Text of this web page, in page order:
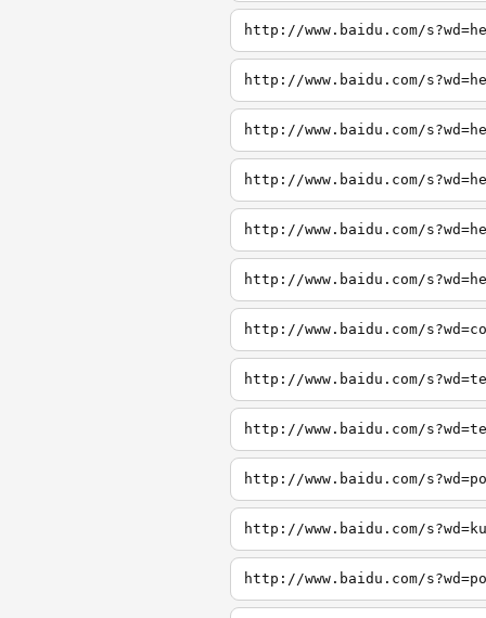
http://www.baidu.com/
http://www.baidu.com/
http://www.baidu.com/
http://www.baidu.com/
http://www.baidu.com/
http://www.baidu.com/
http://www.baidu.com/
http://www.baidu.com/
http://www.baidu.com/
http://www.baidu.com/
http://www.baidu.com/
http://www.baidu.com/